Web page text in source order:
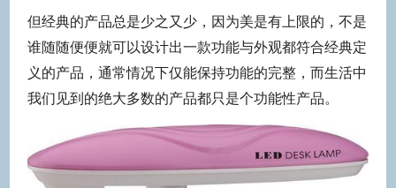
但经典的产品总是少之又少，因为美是有上限的，不是
谁随随便便就可以设计出一款功能与外观都符合经典定
义的产品，通常情况下仅能保持功能的完整，而生活中
我们见到的绝大多数的产品都只是个功能性产品。